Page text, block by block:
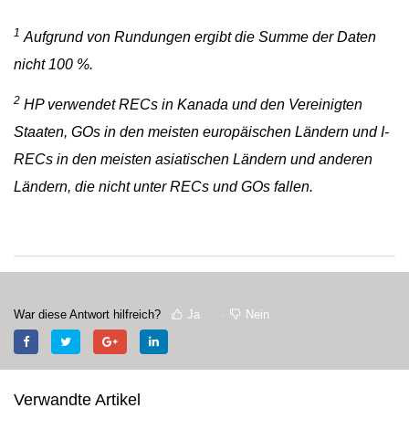
1 Aufgrund von Rundungen ergibt die Summe der Daten
nicht 100 %.
2 HP verwendet RECs in Kanada und den Vereinigten
Staaten, GOs in den meisten europäischen Ländern und I-
RECs in den meisten asiatischen Ländern und anderen
Ländern, die nicht unter RECs und GOs fallen.
War diese Antwort hilfreich? Ja Nein
Verwandte Artikel